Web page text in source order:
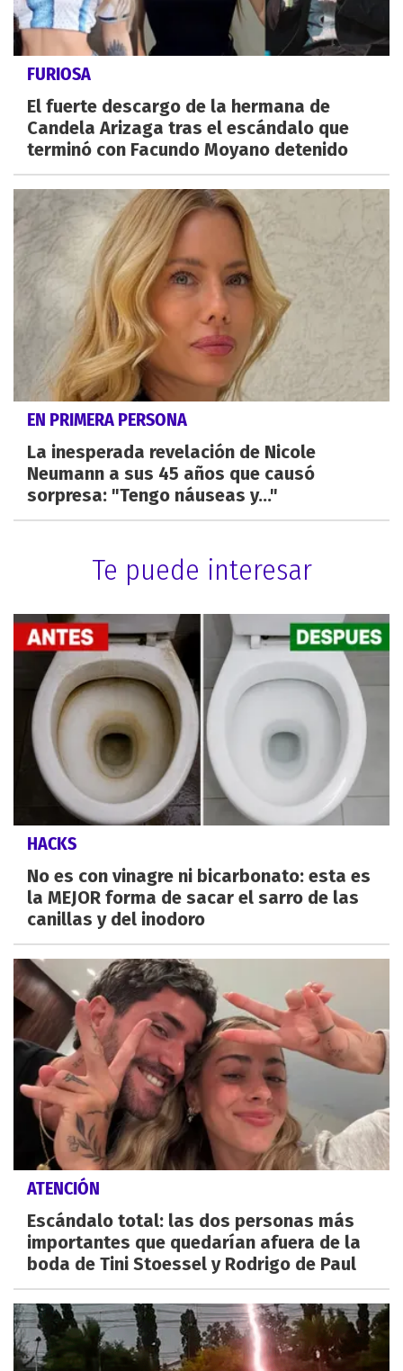
FURIOSA
El fuerte descargo de la hermana de
Candela Arizaga tras el escándalo que
terminó con Facundo Moyano detenido
EN PRIMERA PERSONA
La inesperada revelación de Nicole
Neumann a sus 45 años que causó
sorpresa: "Tengo náuseas y..."
Te puede interesar
HACKS
No es con vinagre ni bicarbonato: esta es
la MEJOR forma de sacar el sarro de las
canillas y del inodoro
ATENCIÓN
Escándalo total: las dos personas más
importantes que quedarían afuera de la
boda de Tini Stoessel y Rodrigo de Paul